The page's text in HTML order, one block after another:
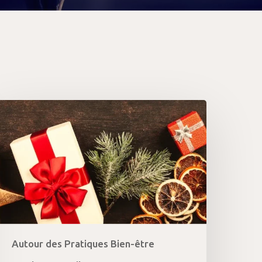
Autour des Pratiques Bien-être